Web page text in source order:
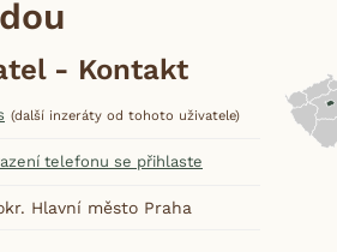
- Kontakt
(další inzeráty od tohoto uživatele)
telefonu se přihlaste
Hlavní město Praha